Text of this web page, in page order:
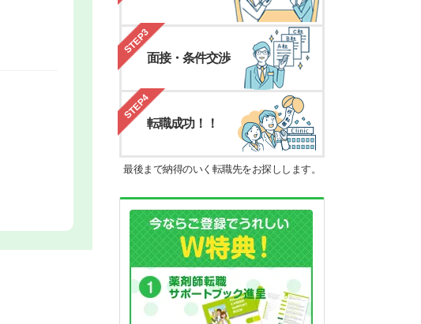
STEP3
面接・条件交渉
STEP4
転職成功！！
最後まで納得のいく転職先をお探しします。